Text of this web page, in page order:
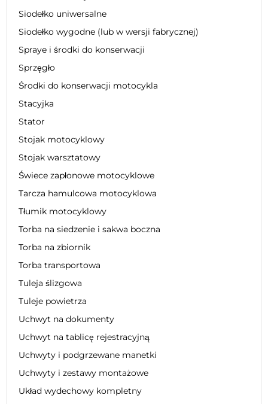
Siodełko uniwersalne
Siodełko wygodne (lub w wersji fabrycznej)
Spraye i środki do konserwacji
Sprzęgło
Środki do konserwacji motocykla
Stacyjka
Stator
Stojak motocyklowy
Stojak warsztatowy
Świece zapłonowe motocyklowe
Tarcza hamulcowa motocyklowa
Tłumik motocyklowy
Torba na siedzenie i sakwa boczna
Torba na zbiornik
Torba transportowa
Tuleja ślizgowa
Tuleje powietrza
Uchwyt na dokumenty
Uchwyt na tablicę rejestracyjną
Uchwyty i podgrzewane manetki
Uchwyty i zestawy montażowe
Układ wydechowy kompletny